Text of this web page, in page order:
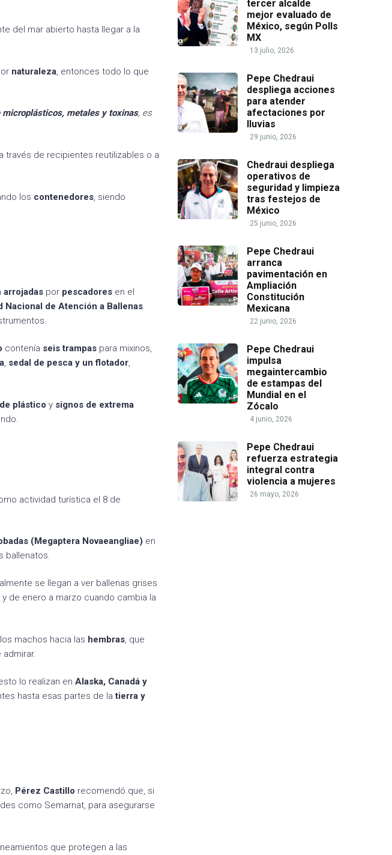
del mar abierto hasta llegar a la
naturaleza, entonces todo lo que
microplásticos, metales y toxinas, es
través de recipientes reutilizables o a
los contenedores, siendo
arrojadas por pescadores en el
Nacional de Atención a Ballenas
contenía seis trampas para mixinos,
, sedal de pesca y un flotador,
plástico y signos de extrema
actividad turística el 8 de
(Megaptera Novaeangliae) en
ballenatos.
se llegan a ver ballenas grises
y de enero a marzo cuando cambia la
machos hacia las hembras, que
lo realizan en Alaska, Canadá y
hasta esas partes de latierra y
Pérez Castillo recomendó que, si
como Semarnat, para asegurarse
que protegen a las
tercer alcalde
mejor evaluado de
México, según Polls
MX
13 julio, 2026
Pepe Chedraui
despliega acciones
para atender
afectaciones por
lluvias
29 junio, 2026
Chedraui despliega
operativos de
seguridad y limpieza
tras festejos de
México
25 junio, 2026
Pepe Chedraui
arranca
pavimentación en
Ampliación
Constitución
Mexicana
22 junio, 2026
Pepe Chedraui
impulsa
megaintercambio
de estampas del
Mundial en el
Zócalo
4 junio, 2026
Pepe Chedraui
refuerza estrategia
integral contra
violencia a mujeres
26 mayo, 2026